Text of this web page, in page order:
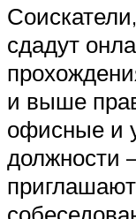
сдадут
и выше
офисные и
должности